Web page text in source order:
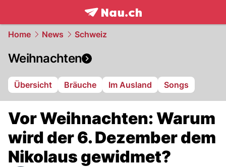
frontpage.NAU.ch
Home News Schweiz
Weihnachten
Übersicht Bräuche Im Ausland Songs
Vor Weihnachten: Warum
wird der 6. Dezember dem
Nikolaus gewidmet?